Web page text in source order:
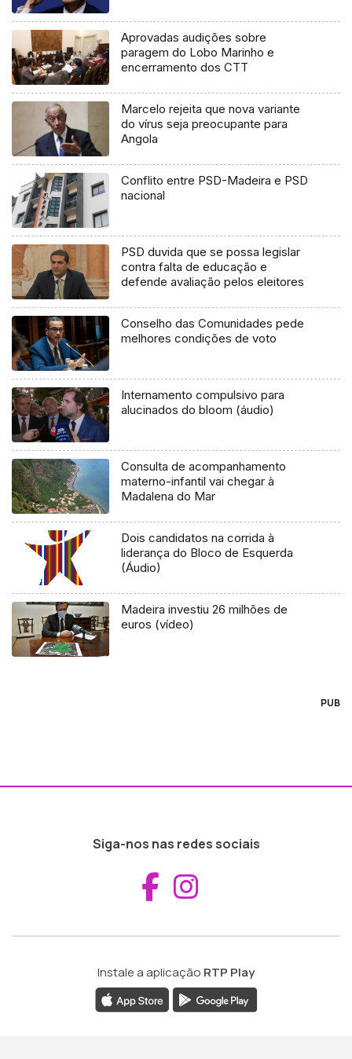
Aprovadas audições sobre
paragem do Lobo Marinho e
encerramento dos CTT
Marcelo rejeita que nova variante
do vírus seja preocupante para
Angola
Conflito entre PSD-Madeira e PSD
nacional
PSD duvida que se possa legislar
contra falta de educação e
defende avaliação pelos eleitores
Conselho das Comunidades pede
melhores condições de voto
Internamento compulsivo para
alucinados do bloom (áudio)
Consulta de acompanhamento
materno-infantil vai chegar à
Madalena do Mar
Dois candidatos na corrida à
liderança do Bloco de Esquerda
(Áudio)
Madeira investiu 26 milhões de
euros (vídeo)
PUB
Siga-nos nas redes sociais
Aceder ao
Instale a aplicação RTP Play